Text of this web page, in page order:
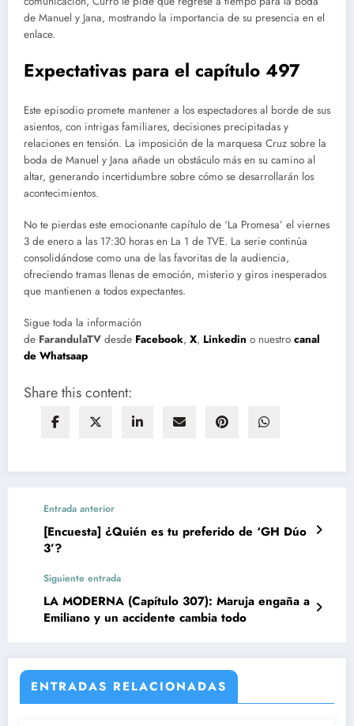
de Manuel y Jana, mostrando la importancia de su presencia en el
enlace.
Expectativas para el capítulo 497
Este episodio promete mantener a los espectadores al borde de sus
asientos, con intrigas familiares, decisiones precipitadas y
relaciones en tensión. La imposición de la marquesa Cruz sobre la
boda de Manuel y Jana añade un obstáculo más en su camino al
altar, generando incertidumbre sobre cómo se desarrollarán los
acontecimientos.
No te pierdas este emocionante capítulo de ‘La Promesa’ el viernes
3 de enero a las 17:30 horas en La 1 de TVE. La serie continúa
consolidándose como una de las favoritas de la audiencia,
ofreciendo tramas llenas de emoción, misterio y giros inesperados
que mantienen a todos expectantes.
Sigue toda la información
de FarandulaTV desde Facebook, X, Linkedin o nuestro canal
de Whatsaap
Share this content:
Entrada anterior
[Encuesta] ¿Quién es tu preferido de ‘GH Dúo
3’?
Siguiente entrada
LA MODERNA (Capítulo 307): Maruja engaña a
Emiliano y un accidente cambia todo
ENTRADAS RELACIONADAS